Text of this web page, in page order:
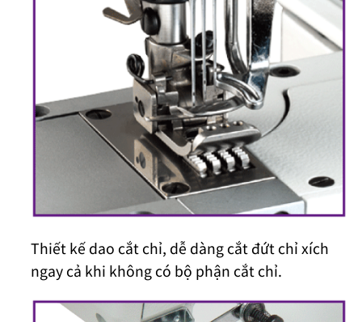
Thiết kế dao cắt chỉ, dễ dàng cắt đứt chỉ xích
ngay cả khi không có bộ phận cắt chỉ.